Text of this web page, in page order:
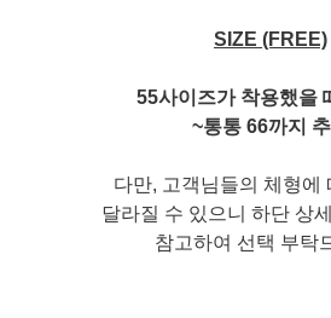
SIZE (FREE)
55사이즈가 착용했을
~통통 66까지
다만, 고객님들의 체형에
달라질 수 있으니 하단 상
참고하여 선택 부탁